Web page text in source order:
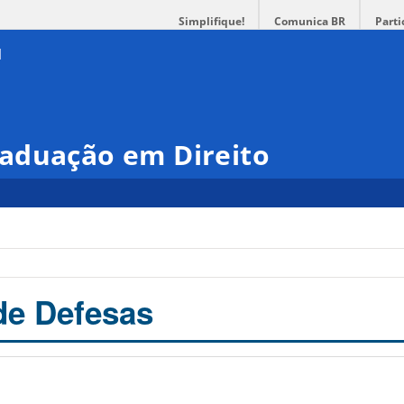
Simplifique! Comunica BR
em Direito
Defesas